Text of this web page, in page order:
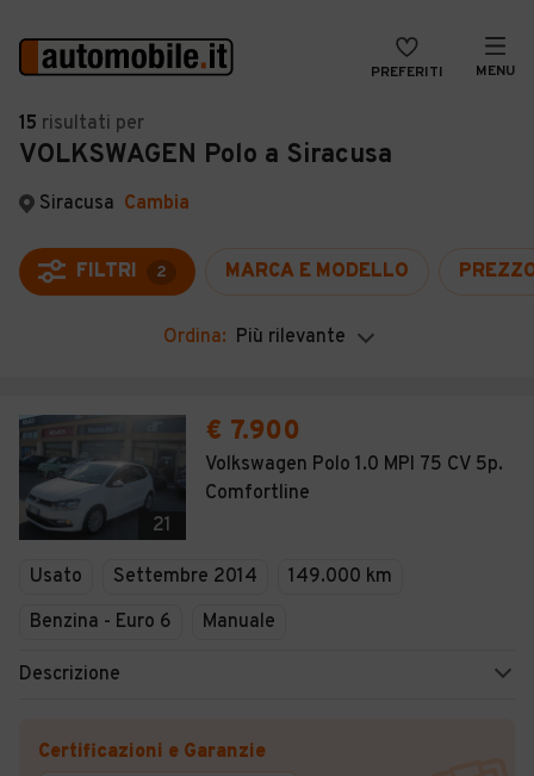
PREFERITI MENU
Auto
Auto usate
Auto Km 0
Auto Nuove
Noleggio a lungo termine
Camper
Veicoli Commerciali
VENDI
MAGAZINE
ACCEDI
15 risultati per
VOLKSWAGEN Polo a Siracusa
Siracusa Cambia
FILTRI 2 MARCA E MODELLO
Ordina: Più rilevante
21
€ 7.900
Volkswagen Polo 1.0 MPI 75 CV 5p.
Comfortline
Usato Settembre 2014
149.000 km
Benzina - Euro 6
Manuale
Descrizione
Certificazioni e Garanzie